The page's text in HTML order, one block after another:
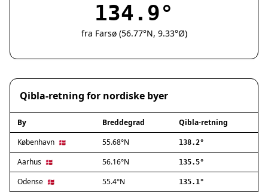
Viborg
Køge
Holstebro
Taastrup
Sønderborg
Holbæk
Svendborg
Hjørring
Frederikshavn
Nørresundby
134.9°
fra Farsø (56.77°N, 9.33°Ø)
Qibla-retning for nordiske byer
By Breddegrad
Qibla-retning
København 🇩🇰 55.68°N 138.2°
Aarhus 🇩🇰 56.16°N 135.5°
Odense 🇩🇰 55.4°N 135.1°